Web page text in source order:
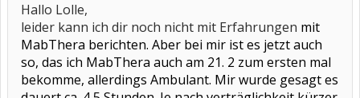
Hallo Lolle,
leider kann ich dir noch nicht mit Erfahrungen mit
MabThera berichten. Aber bei mir ist es jetzt auch
so, das ich MabThera auch am 21. 2 zum ersten mal
bekomme, allerdings Ambulant. Mir wurde gesagt es